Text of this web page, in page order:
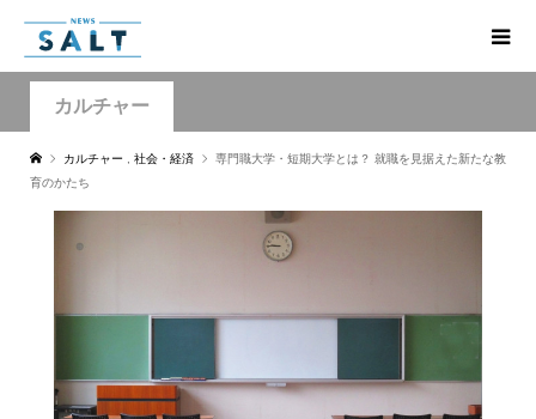
カルチャー
カルチャー 社会・経済
専門職大学・短期大学とは？ 就職を見据えた新たな教
育のかたち